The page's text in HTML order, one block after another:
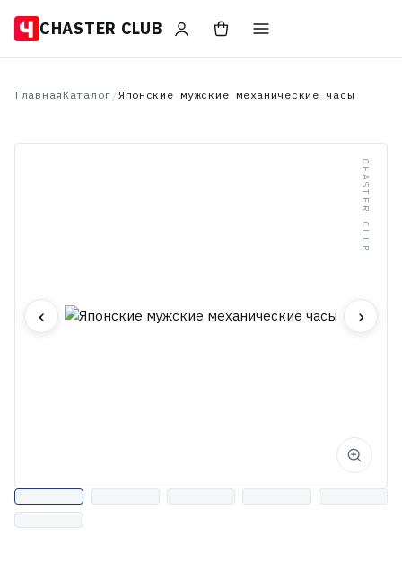
CHASTER CLUB
Главная Каталог /Японские мужские механические часы
CHASTER CLUB
‹ ›